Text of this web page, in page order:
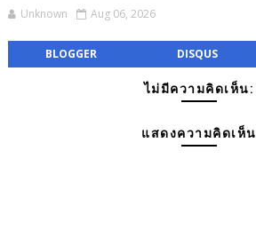
Unknown Aug 06, 2026
BLOGGER DISQUS
ไม่มีความคิดเห็น:
แสดงความคิดเห็น